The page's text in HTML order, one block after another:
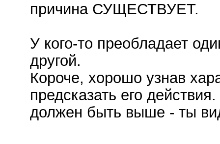
причина СУЩЕСТВУЕТ.
У кого-то преобладает
другой.
Короче, хорошо узнав
предсказать его
должен быть выше - ты